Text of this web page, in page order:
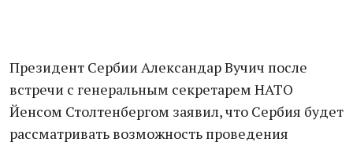
Президент Сербии Александар Вучич после
встречи с генеральным секретарем НАТО
Йенсом Столтенбергом заявил, что Сербия будет
рассматривать возможность проведения